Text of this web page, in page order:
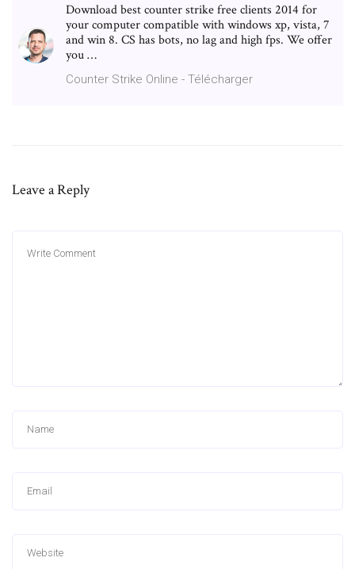
Download best counter strike free clients 2014 for
your computer compatible with windows xp, vista, 7
and win 8. CS has bots, no lag and high fps. We offer
you …
Counter Strike Online - Télécharger
Leave a Reply